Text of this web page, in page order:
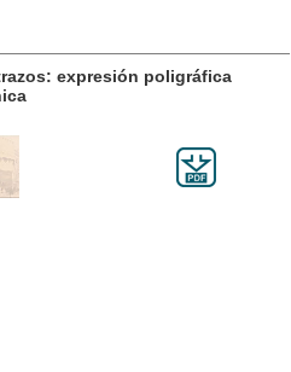
poligráfica